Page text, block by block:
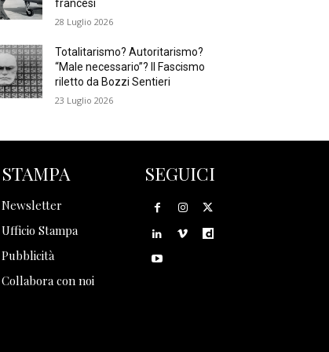
francesi
28 Luglio 2026
Totalitarismo? Autoritarismo?
“Male necessario”? Il Fascismo
riletto da Bozzi Sentieri
23 Luglio 2026
STAMPA
Newsletter
Ufficio Stampa
Pubblicità
Collabora con noi
SEGUICI